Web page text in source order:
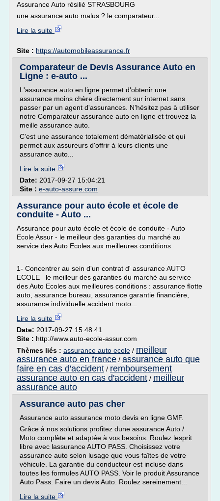
Assurance Auto résilié STRASBOURG
une assurance auto malus ? le comparateur...
Lire la suite
Site : https://automobileassurance.fr
Comparateur de Devis Assurance Auto en
Ligne : e-auto ...
L'assurance auto en ligne permet d'obtenir une
assurance moins chère directement sur internet sans
passer par un agent d'assurances. N'hésitez pas à utiliser
notre Comparateur assurance auto en ligne et trouvez la
meille assurance auto.
C'est une assurance totalement dématérialisée et qui
permet aux assureurs d'offrir à leurs clients une
assurance auto...
Lire la suite
Date: 2017-09-27 15:04:21
Site : e-auto-assure.com
Assurance pour auto école et école de
conduite - Auto ...
Assurance pour auto école et école de conduite - Auto
Ecole Assur - le meilleur des garanties du marché au
service des Auto Ecoles aux meilleures conditions
1- Concentrer au sein d'un contrat d' assurance AUTO
ECOLE le meilleur des garanties du marché au service
des Auto Ecoles aux meilleures conditions : assurance flotte
auto, assurance bureau, assurance garantie financière,
assurance individuelle accident moto...
Lire la suite
Date: 2017-09-27 15:48:41
Site : http://www.auto-ecole-assur.com
Thèmes liés : assurance auto ecole / meilleur
assurance auto en france / assurance auto que
faire en cas d'accident / remboursement
assurance auto en cas d'accident / meilleur
assurance auto
Assurance auto pas cher
Assurance auto assurance moto devis en ligne GMF.
Grâce à nos solutions profitez dune assurance Auto /
Moto complète et adaptée à vos besoins. Roulez lesprit
libre avec lassurance AUTO PASS. Choisissez votre
assurance auto selon lusage que vous faîtes de votre
véhicule. La garantie du conducteur est incluse dans
toutes les formules AUTO PASS. Voir le produit Assurance
Auto Pass. Faire un devis Auto. Roulez sereinement...
Lire la suite